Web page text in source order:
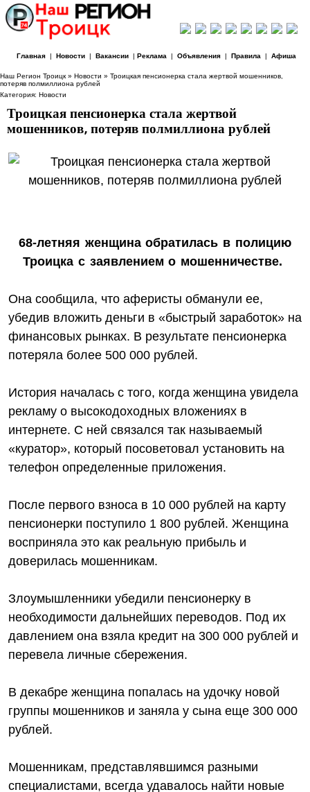
Главная| Новости| Вакансии| Реклама | Объявления| Правила | Афиша
Наш Регион Троицк » Новости » Троицкая пенсионерка стала жертвой мошенников,
потеряв полмиллиона рублей
Категория: Новости
Троицкая пенсионерка стала жертвой
мошенников, потеряв полмиллиона рублей
68-летняя женщина обратилась в полицию
Троицка с заявлением о мошенничестве.
Она сообщила, что аферисты обманули ее,
убедив вложить деньги в «быстрый заработок» на
финансовых рынках. В результате пенсионерка
потеряла более 500 000 рублей.
История началась с того, когда женщина увидела
рекламу о высокодоходных вложениях в
интернете. С ней связался так называемый
«куратор», который посоветовал установить на
телефон определенные приложения.
После первого взноса в 10 000 рублей на карту
пенсионерки поступило 1 800 рублей. Женщина
восприняла это как реальную прибыль и
доверилась мошенникам.
Злоумышленники убедили пенсионерку в
необходимости дальнейших переводов. Под их
давлением она взяла кредит на 300 000 рублей и
перевела личные сбережения.
В декабре женщина попалась на удочку новой
группы мошенников и заняла у сына еще 300 000
рублей.
Мошенникам, представлявшимся разными
специалистами, всегда удавалось найти новые